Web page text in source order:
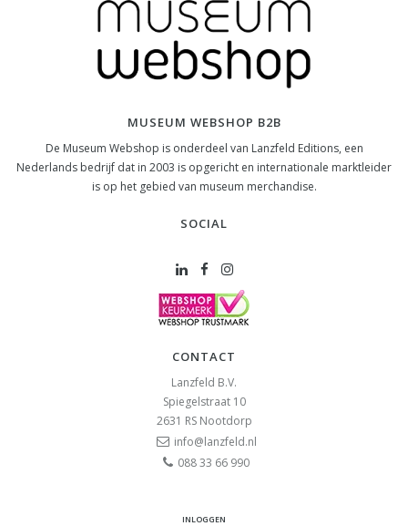
MUSEUM WEBSHOP B2B
De Museum Webshop is onderdeel van Lanzfeld Editions, een
Nederlands bedrijf dat in 2003 is opgericht en internationale marktleider
is op het gebied van museum merchandise.
SOCIAL
CONTACT
Lanzfeld B.V.
Spiegelstraat 10
2631 RS Nootdorp
info@lanzfeld.nl
088 33 66 990
INLOGGEN